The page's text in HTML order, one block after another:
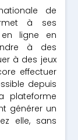
de
à ses
ligne en
à des
à des jeux
effectuer
depuis
plateforme
générer un
elle, sans